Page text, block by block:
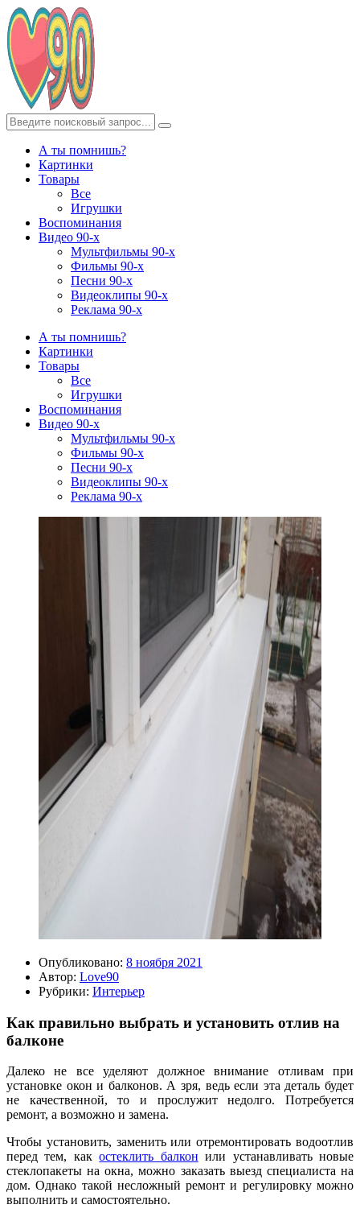
А ты помнишь?
Картинки
Товары
Все
Игрушки
Воспоминания
Видео 90-х
Мультфильмы 90-х
Фильмы 90-х
Песни 90-х
Видеоклипы 90-х
Реклама 90-х
А ты помнишь?
Картинки
Товары
Все
Игрушки
Воспоминания
Видео 90-х
Мультфильмы 90-х
Фильмы 90-х
Песни 90-х
Видеоклипы 90-х
Реклама 90-х
Опубликовано: 8 ноября 2021
Автор: Love90
Рубрики: Интерьер
Как правильно выбрать и установить отлив на
балконе
Далеко не все уделяют должное внимание отливам при
установке окон и балконов. А зря, ведь если эта деталь будет
не качественной, то и прослужит недолго. Потребуется
ремонт, а возможно и замена.
Чтобы установить, заменить или отремонтировать водоотлив
перед тем, какостеклить балкон или устанавливать новые
стеклопакеты на окна, можно заказать выезд специалиста на
дом. Однако такой несложный ремонт и регулировку можно
выполнить и самостоятельно.